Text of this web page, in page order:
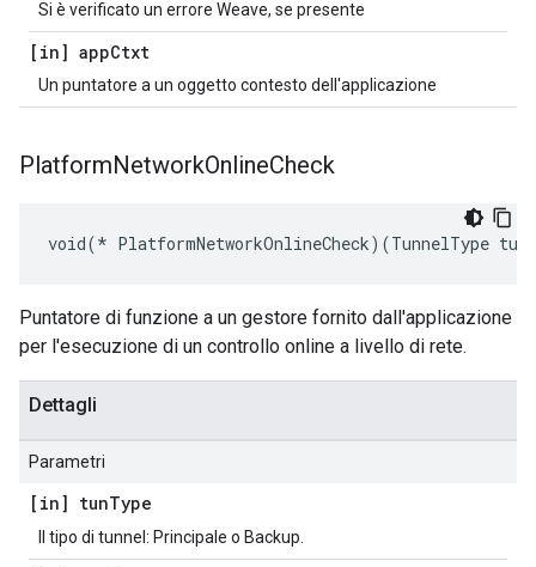
Si è verificato un errore Weave, se presente
[in] appCtxt
Un puntatore a un oggetto contesto dell'applicazione
PlatformNetworkOnlineCheck
void(* PlatformNetworkOnlineCheck)(TunnelType
Puntatore di funzione a un gestore fornito dall'applicazione
per l'esecuzione di un controllo online a livello di rete.
Dettagli
Parametri
[in] tunType
Il tipo di tunnel: Principale o Backup.